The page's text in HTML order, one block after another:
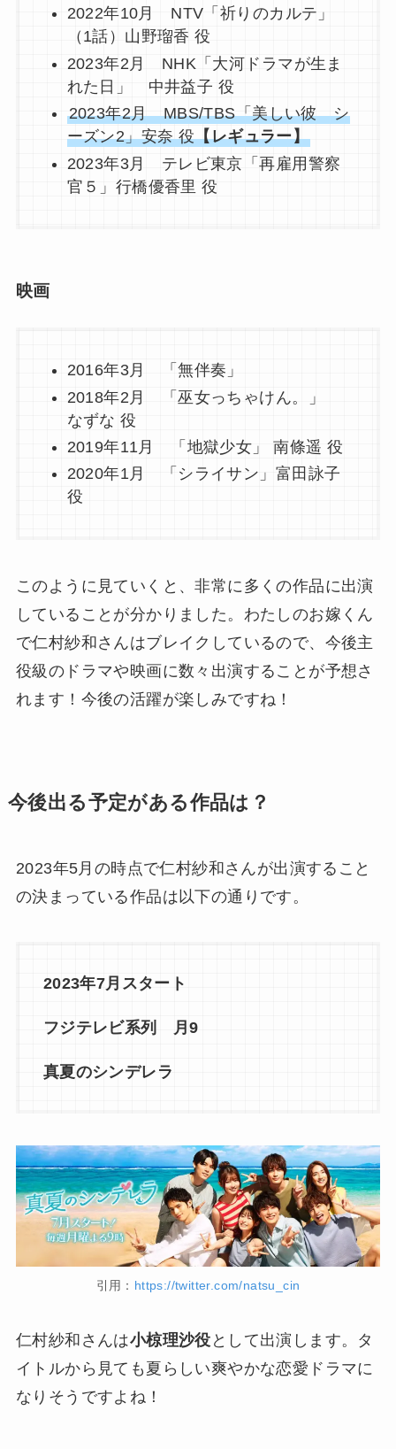
2022年10月 NTV「祈りのカルテ」
（1話）山野瑠香 役
2023年2月 NHK「大河ドラマが生ま
れた日」 中井益子 役
2023年2月 MBS/TBS「美しい彼 シ
ーズン2」安奈 役【レギュラー】
2023年3月 テレビ東京「再雇用警察
官５」行橋優香里 役
映画
2016年3月 「無伴奏」
2018年2月 「巫女っちゃけん。」
なずな 役
2019年11月 「地獄少女」 南條遥 役
2020年1月 「シライサン」富田詠子
役
このように見ていくと、非常に多くの作品に出演
していることが分かりました。わたしのお嫁くん
で仁村紗和さんはブレイクしているので、今後主
役級のドラマや映画に数々出演することが予想さ
れます！今後の活躍が楽しみですね！
今後出る予定がある作品は？
2023年5月の時点で仁村紗和さんが出演すること
の決まっている作品は以下の通りです。
2023年7月スタート
フジテレビ系列 月9
真夏のシンデレラ
引用： https://twitter.com/natsu_cin
仁村紗和さんは小椋理沙役 として出演します。タ
イトルから見ても夏らしい爽やかな恋愛ドラマに
なりそうですよね！